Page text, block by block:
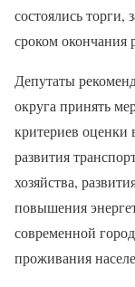
состоялись
сроком окончания
Депутаты
округа принять
критериев
развития
хозяйства,
повышения
современной
проживания